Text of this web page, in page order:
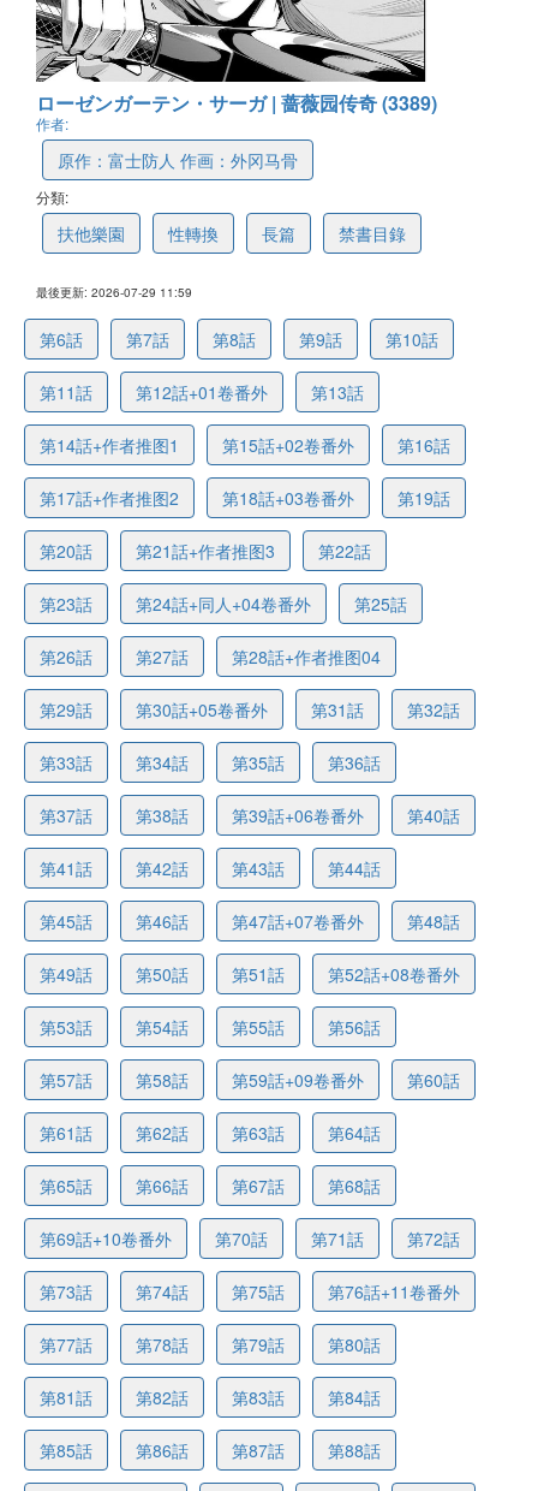
ローゼンガーテン・サーガ | 蔷薇园传奇 (3389)
作者:
原作：富士防人 作画：外冈马骨
分類:
扶他樂園 性轉換 長篇 禁書目錄
最後更新: 2026-07-29 11:59
第6話 第7話 第8話 第9話 第10話
第11話 第12話+01卷番外 第13話
第14話+作者推图1 第15話+02卷番外 第16話
第17話+作者推图2 第18話+03卷番外 第19話
第20話 第21話+作者推图3 第22話
第23話 第24話+同人+04卷番外 第25話
第26話 第27話 第28話+作者推图04
第29話 第30話+05卷番外 第31話 第32話
第33話 第34話 第35話 第36話
第37話 第38話 第39話+06卷番外 第40話
第41話 第42話 第43話 第44話
第45話 第46話 第47話+07卷番外 第48話
第49話 第50話 第51話 第52話+08卷番外
第53話 第54話 第55話 第56話
第57話 第58話 第59話+09卷番外 第60話
第61話 第62話 第63話 第64話
第65話 第66話 第67話 第68話
第69話+10卷番外 第70話 第71話 第72話
第73話 第74話 第75話 第76話+11卷番外
第77話 第78話 第79話 第80話
第81話 第82話 第83話 第84話
第85話 第86話 第87話 第88話